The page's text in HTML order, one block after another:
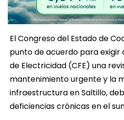
El Congreso del Estado de
punto de acuerdo para exigir
de Electricidad (CFE) una
mantenimiento urgente y la
infraestructura en Saltillo,
deficiencias crónicas en el